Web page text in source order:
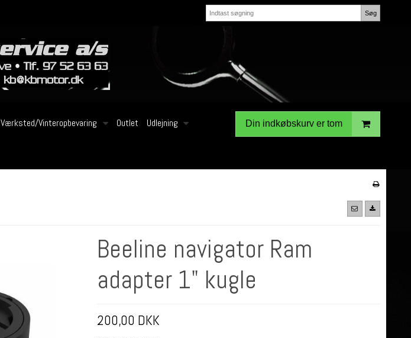
Søg
Værksted/Vinteropbevaring Outlet
Udlejning
Din indkøbskurv er tom
Beeline navigator Ram
adapter 1" kugle
200,00 DKK